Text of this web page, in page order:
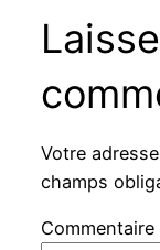
Votre
champs
Commentaire